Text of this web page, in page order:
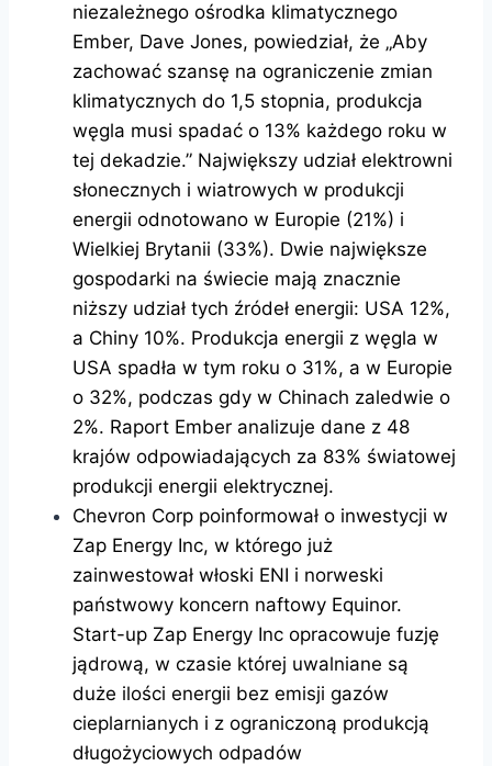
niezależnego ośrodka klimatycznego
Ember, Dave Jones, powiedział, że „Aby
zachować szansę na ograniczenie zmian
klimatycznych do 1,5 stopnia, produkcja
węgla musi spadać o 13% każdego roku w
tej dekadzie.” Największy udział elektrowni
słonecznych i wiatrowych w produkcji
energii odnotowano w Europie (21%) i
Wielkiej Brytanii (33%). Dwie największe
gospodarki na świecie mają znacznie
niższy udział tych źródeł energii: USA 12%,
a Chiny 10%. Produkcja energii z węgla w
USA spadła w tym roku o 31%, a w Europie
o 32%, podczas gdy w Chinach zaledwie o
2%. Raport Ember analizuje dane z 48
krajów odpowiadających za 83% światowej
produkcji energii elektrycznej.
Chevron Corp poinformował o inwestycji w
Zap Energy Inc, w którego już
zainwestował włoski ENI i norweski
państwowy koncern naftowy Equinor.
Start-up Zap Energy Inc opracowuje fuzję
jądrową, w czasie której uwalniane są
duże ilości energii bez emisji gazów
cieplarnianych i z ograniczoną produkcją
długożyciowych odpadów